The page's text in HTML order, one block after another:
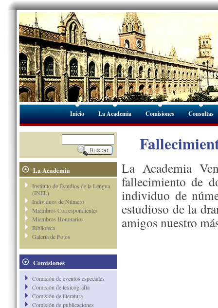
Inicio La Academia Comisiones Consultas
La Academia
Instituto de Estudios de la Lengua
(INEL)
Individuos de Número
Miembros Correspondientes
Miembros Honorarios
Biblioteca
Galería de Fotos
Comisiones
Comisión de eventos especiales
Comisión de lexicografía
Comisión de literatura
Comisión de publicaciones
La Academia
fallecimiento de
individuo de
estudioso de la
amigos nuestro